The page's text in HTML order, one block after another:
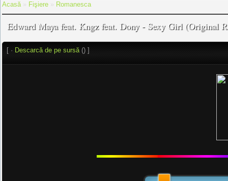
Acasă» Fişiere Romanesca
Edward Maya feat. Kngz feat. Dony - Sexy Girl (Original
[ · Descarcă de pe sursă() ]